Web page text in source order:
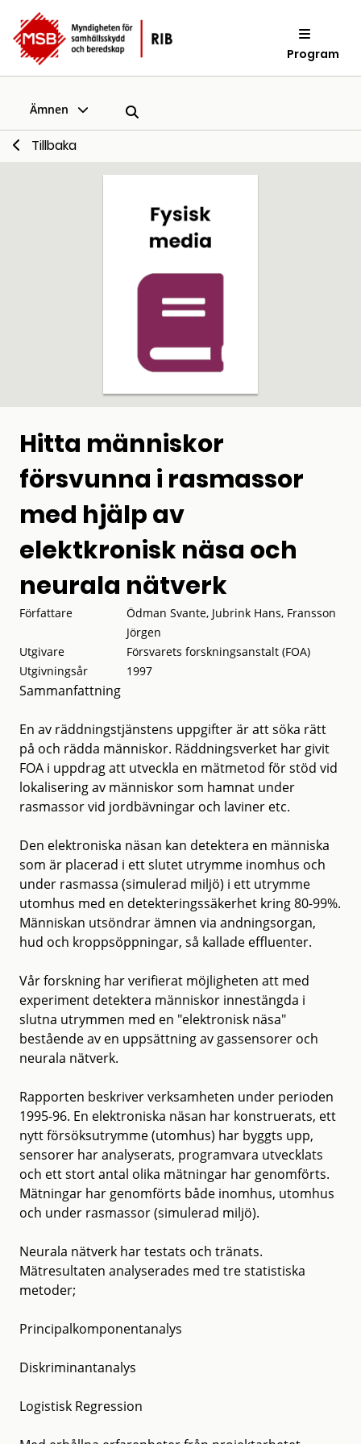
Program
Ämnen
Tillbaka
Hitta människor
försvunna i rasmassor
med hjälp av
elektkronisk näsa och
neurala nätverk
Författare
Ödman Svante, Jubrink Hans, Fransson
Jörgen
Utgivare
Försvarets forskningsanstalt (FOA)
Utgivningsår
1997
Sammanfattning
En av räddningstjänstens uppgifter är att söka rätt
på och rädda människor. Räddningsverket har givit
FOA i uppdrag att utveckla en mätmetod för stöd vid
lokalisering av människor som hamnat under
rasmassor vid jordbävningar och laviner etc.
Den elektroniska näsan kan detektera en människa
som är placerad i ett slutet utrymme inomhus och
under rasmassa (simulerad miljö) i ett utrymme
utomhus med en detekteringssäkerhet kring 80-99%.
Människan utsöndrar ämnen via andningsorgan,
hud och kroppsöppningar, så kallade effluenter.
Vår forskning har verifierat möjligheten att med
experiment detektera människor innestängda i
slutna utrymmen med en "elektronisk näsa"
bestående av en uppsättning av gassensorer och
neurala nätverk.
Rapporten beskriver verksamheten under perioden
1995-96. En elektroniska näsan har konstruerats, ett
nytt försöksutrymme (utomhus) har byggts upp,
sensorer har analyserats, programvara utvecklats
och ett stort antal olika mätningar har genomförts.
Mätningar har genomförts både inomhus, utomhus
och under rasmassor (simulerad miljö).
Neurala nätverk har testats och tränats.
Mätresultaten analyserades med tre statistiska
metoder;
Principalkomponentanalys
Diskriminantanalys
Logistisk Regression